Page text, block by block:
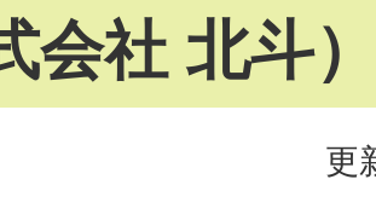
会社 北斗
更